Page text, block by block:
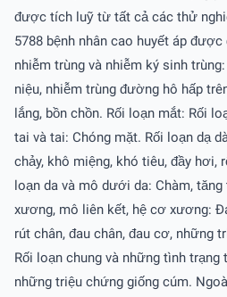
được tích luỹ từ tất cả các thử
5788 bệnh nhân cao huyết áp
nhiễm trùng và nhiễm ký sinh
niệu, nhiễm trùng đường hô hấp
lắng, bồn chồn. Rối loạn mắt: Rối
tai và tai: Chóng mặt. Rối loạn dạ
chảy, khô miệng, khó tiêu, đầy hơi,
loạn da và mô dưới da: Chàm,
xương, mô liên kết, hệ cơ xương:
rút chân, đau chân, đau cơ, những
Rối loạn chung và những tình
những triệu chứng giống cúm.